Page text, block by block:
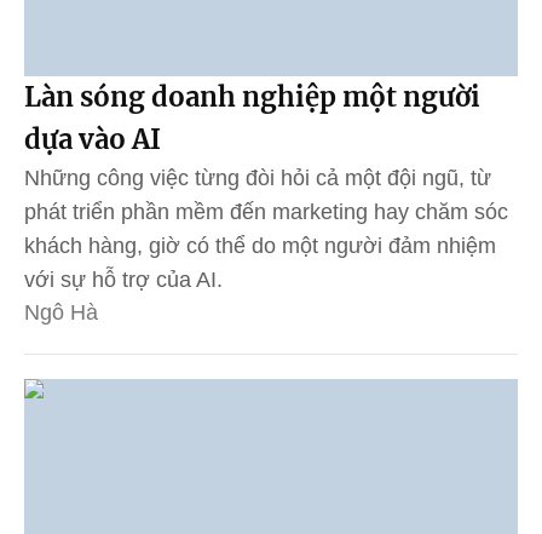
Làn sóng doanh nghiệp một người
dựa vào AI
Những công việc từng đòi hỏi cả một đội ngũ, từ
phát triển phần mềm đến marketing hay chăm sóc
khách hàng, giờ có thể do một người đảm nhiệm
với sự hỗ trợ của AI.
Ngô Hà